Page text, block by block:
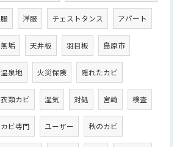
服 洋服 チェストタンス アパート
無垢 天井板 羽目板 島原市
温泉地 火災保険 隠れたカビ
衣類カビ 湿気 対処 宮崎 検査
カビ専門 ユーザー 秋のカビ